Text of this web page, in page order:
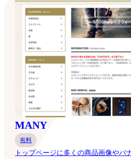
MANY
有料
トップページに多くの商品画像やバ